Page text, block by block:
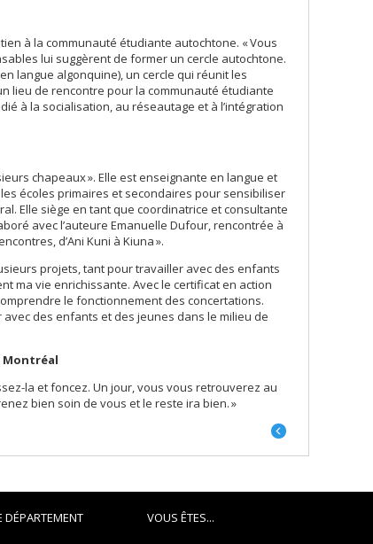
à la communauté étudiante autochtone. « Vous
lui suggèrent de former un cercle autochtone.
langue algonquine), un cercle qui réunit les
lieu de rencontre pour la communauté étudiante
à la socialisation, au réseautage et à l’intégration
chapeaux ». Elle est enseignante en langue et
écoles primaires et secondaires pour sensibiliser
Elle siège en tant que coordinatrice et consultante
avec l’auteure Emanuelle Dufour, rencontrée à
d’Ani Kuni à Kiuna ».
projets, tant pour travailler avec des enfants
ma vie enrichissante. Avec le certificat en action
le fonctionnement des concertations.
des enfants et des jeunes dans le milieu de
Montréal
la et foncez. Un jour, vous vous retrouverez au
bien soin de vous et le reste ira bien. »
DÉPARTEMENT VOUS ÊTES...